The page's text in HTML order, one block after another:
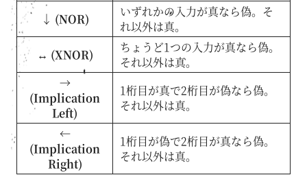
↓ (NOR)
いずれかの入力が真なら偽。そ
れ以外は真。
↔ (XNOR)
ちょうど1つの入力が真なら偽。
それ以外は真。
→
(Implication
Left)
1桁目が真で2桁目が偽なら偽。
それ以外は真。
←
(Implication
Right)
1桁目が偽で2桁目が真なら偽。
それ以外は真。